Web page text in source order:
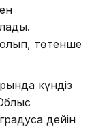
төтенше
күндіз
дейін